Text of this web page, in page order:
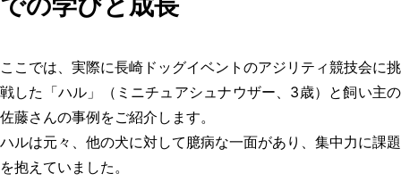
ここでは、実際に長崎ドッグイベント のアジリティ競技会に挑
戦した「ハル」（ミニチュアシュナウザー、3歳）と飼い主の
佐藤さんの事例をご紹介します。
ハルは元々、他の犬に対して臆病な一面があり、集中力に課題
を抱えていました。